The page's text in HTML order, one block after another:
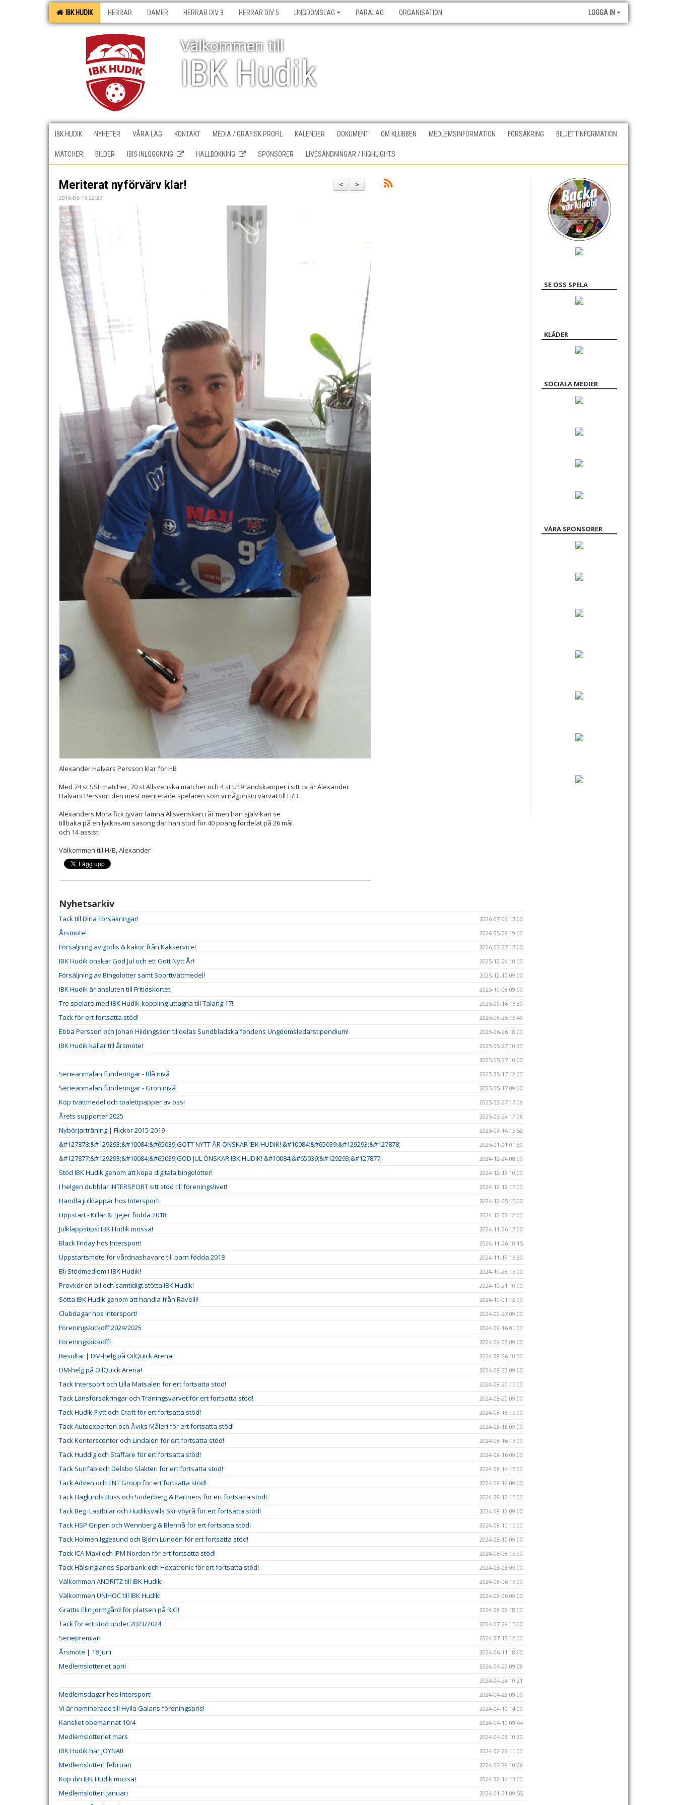
IBK HUDIK HERRAR DAMER HERRAR DIV 3 HERRAR DIV 5 UNGDOMSLAG PARALAG ORGANISATION LOGGA IN
IBK Hudik
Välkommen till
IBK HUDIK NYHETER VÅRA LAG KONTAKT MEDIA / GRAFISK PROFIL KALENDER DOKUMENT OM KLUBBEN MEDLEMSINFORMATION FÖRSÄKRING BILJETTINFORMATION
MATCHER BILDER IBIS INLOGGNING HALLBOKNING SPONSORER LIVESÄNDNINGAR / HIGHLIGHTS
>
<
Meriterat nyförvärv klar!
2016-05-15 22:37
Alexander Halvars Persson klar för HB
Med 74 st SSL matcher, 70 st Allsvenska matcher och 4 st U19 landskamper i sitt cv är Alexander
Halvars Persson den mest meriterade spelaren som vi någonsin värvat till H/B.
Alexanders Mora fick tyvärr lämna Allsvenskan i år men han själv kan se
tillbaka på en lyckosam säsong där han stod för 40 poäng fördelat på 26 mål
och 14 assist.
Välkommen till H/B, Alexander
Nyhetsarkiv
Tack till Dina Försäkringar! 2026-07-02 13:00
Årsmöte! 2026-05-28 19:00
Försäljning av godis & kakor från Kakservice! 2026-02-27 12:00
IBK Hudik önskar God Jul och ett Gott Nytt År! 2025-12-24 10:00
Försäljning av Bingolotter samt Sporttvättmedel! 2025-12-10 09:00
IBK Hudik är ansluten till Fritidskortet! 2025-10-08 09:00
Tre spelare med IBK Hudik-koppling uttagna till Talang 17! 2025-09-16 16:30
Tack för ert fortsatta stöd! 2025-08-25 16:49
Ebba Persson och Johan Hildingsson tilldelas Sundbladska fondens Ungdomsledarstipendium! 2025-06-26 18:00
IBK Hudik kallar till årsmöte!
2025-05-27 10:30
2025-05-27 10:00
Serieanmälan funderingar - Blå nivå 2025-05-17 12:00
Serieanmälan funderingar - Grön nivå 2025-05-17 09:00
Köp tvättmedel och toalettpapper av oss! 2025-03-27 17:08
Årets supporter 2025 2025-03-24 17:08
Nybörjarträning | Flickor 2015-2019 2025-03-14 15:52
&#127878;&#129293;&#10084;&#65039;GOTT NYTT ÅR ÖNSKAR IBK HUDIK! &#10084;&#65039;&#129293;&#127878; 2025-01-01 01:30
&#127877;&#129293;&#10084;&#65039;GOD JUL ÖNSKAR IBK HUDIK! &#10084;&#65039;&#129293;&#127877; 2024-12-24 08:00
Stöd IBK Hudik genom att köpa digitala bingolotter! 2024-12-19 10:00
I helgen dubblar INTERSPORT sitt stöd till föreningslivet! 2024-12-12 15:00
Handla julklappar hos Intersport! 2024-12-05 15:00
Uppstart - Killar & Tjejer födda 2018 2024-12-03 12:00
Julklappstips: IBK Hudik mössa! 2024-11-26 12:00
Black Friday hos Intersport! 2024-11-26 10:15
Uppstartsmöte för vårdnashavare till barn födda 2018 2024-11-19 16:30
Bli Stödmedlem i IBK Hudik! 2024-10-28 15:00
Provkör en bil och samtidigt stötta IBK Hudik! 2024-10-21 10:00
Sötta IBK Hudik genom att handla från Ravelli! 2024-10-01 12:00
Clubdagar hos Intersport! 2024-09-27 09:00
Föreningskickoff 2024/2025 2024-09-16 01:00
Föreningskickoff! 2024-09-03 09:00
Resultat | DM-helg på OilQuick Arena! 2024-08-26 10:30
DM-helg på OilQuick Arena! 2024-08-23 09:00
Tack Intersport och Lilla Matsalen för ert fortsatta stöd! 2024-08-20 15:00
Tack Länsförsäkringar och Träningsvarvet för ert fortsatta stöd! 2024-08-20 09:00
Tack Hudik-Flytt och Craft för ert fortsatta stöd! 2024-08-18 15:00
Tack Autoexperten och Åviks Måleri för ert fortsatta stöd! 2024-08-18 09:00
Tack Kontorscenter och Lindalen för ert fortsatta stöd! 2024-08-16 15:00
Tack Huddig och Staffare för ert fortsatta stöd! 2024-08-16 09:00
Tack Sunfab och Delsbo Slakteri för ert fortsatta stöd! 2024-08-14 15:00
Tack Adven och ENT Group för ert fortsatta stöd! 2024-08-14 09:00
Tack Haglunds Buss och Söderberg & Partners för ert fortsatta stöd! 2024-08-12 15:00
Tack Beg. Lastbilar och Hudiksvalls Skrivbyrå för ert fortsatta stöd! 2024-08-12 09:00
Tack HSP Gripen och Wennberg & Blennå för ert fortsatta stöd! 2024-08-10 15:00
Tack Holmen Iggesund och Björn Lundén för ert fortsatta stöd! 2024-08-10 09:00
Tack ICA Maxi och IPM Norden för ert fortsatta stöd! 2024-08-08 15:00
Tack Hälsinglands Sparbank och Hexatronic för ert fortsatta stöd! 2024-08-08 09:00
Välkommen ANDRITZ till IBK Hudik! 2024-08-06 15:00
Välkommen UNIHOC till IBK Hudik! 2024-08-06 09:00
Grattis Elin Jörmgård för platsen på RIG! 2024-08-02 18:00
Tack för ert stöd under 2023/2024 2024-07-29 15:00
Seriepremiär! 2024-07-13 12:00
Årsmöte | 18 Juni 2024-06-11 18:00
Medlemslotteriet april
2024-04-29 09:28
2024-04-24 10:21
Medlemsdagar hos Intersport! 2024-04-23 09:00
Vi är nominerade till Hylla Galans föreningspris! 2024-04-10 14:00
Kansliet obemannat 10/4 2024-04-10 09:44
Medlemslotteriet mars 2024-04-03 10:30
IBK Hudik har JOYNAt! 2024-02-28 11:00
Medlemslotteri februari 2024-02-28 10:28
Köp din IBK Hudik mössa! 2024-02-14 13:00
Medlemslotteri januari 2024-01-31 09:55
SE OSS SPELA
KLÄDER
SOCIALA MEDIER
VÅRA SPONSORER